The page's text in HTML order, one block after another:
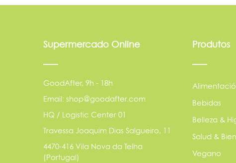
Supermercado Online
GoodAfter, 9h - 18h
Email: shop@goodafter.com
HQ / Logistic Center 01
Travessa Joaquim Dias Salgueiro, 11
4470-416 Vila Nova da Telha
(Portugal)
Produtos
Bebidas
Belleza &
Salud &
Vegano